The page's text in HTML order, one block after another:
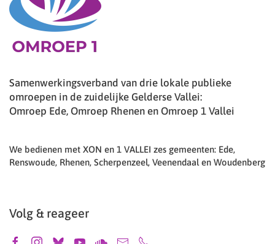
Samenwerkingsverband van drie lokale publieke
omroepen in de zuidelijke Gelderse Vallei:
Omroep Ede, Omroep Rhenen en Omroep 1 Vallei
We bedienen met XON en 1 VALLEI zes gemeenten: Ede,
Renswoude, Rhenen, Scherpenzeel, Veenendaal en Woudenberg
Volg & reageer